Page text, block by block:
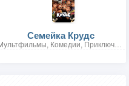
Семейка Крудс
Мультфильмы, Комедии, Приключения, Семейные, Боевики, Фэнтези